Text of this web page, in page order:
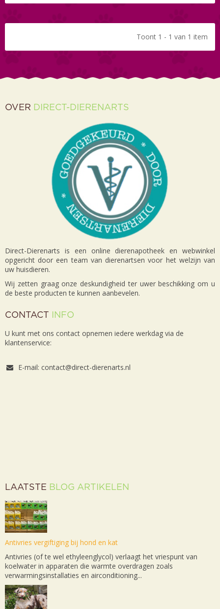
Toont 1 - 1 van 1 item
OVER DIRECT-DIERENARTS
Direct-Dierenarts is een online dierenapotheek en webwinkel
opgericht door een team van dierenartsen voor het welzijn van
uw huisdieren.
Wij zetten graag onze deskundigheid ter uwer beschikking om u
de beste producten te kunnen aanbevelen.
CONTACT INFO
U kunt met ons contact opnemen iedere werkdag via de
klantenservice:
E-mail: contact@direct-dierenarts.nl
LAATSTE BLOG ARTIKELEN
Antivries vergiftiging bij hond en kat
Antivries (of te wel ethyleenglycol) verlaagt het vriespunt van
koelwater in apparaten die warmte overdragen zoals
verwarmingsinstallaties en airconditioning...